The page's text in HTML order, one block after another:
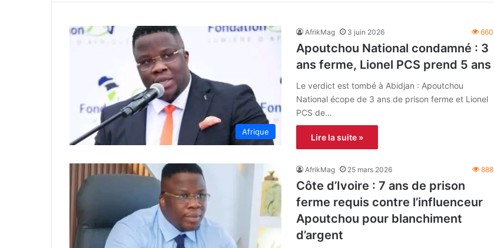
Afrique
AfrikMag 3 juin 2026 660
Apoutchou National condamné : 3
ans ferme, Lionel PCS prend 5 ans
Le verdict est tombé à Abidjan : Apoutchou
National écope de 3 ans de prison ferme et Lionel
PCS de…
Lire la suite »
AfrikMag 25 mars 2026 888
Côte d’Ivoire : 7 ans de prison
ferme requis contre l’influenceur
Apoutchou pour blanchiment
d’argent